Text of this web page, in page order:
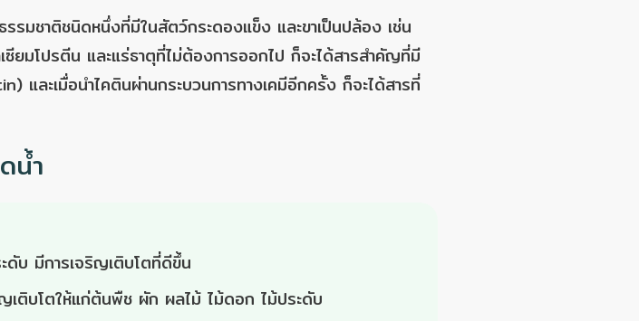
รมชาติชนิดหนึ่งที่มีในสัตว์กระดองแข็ง และขาเป็นปล้อง เช่น
ยมโปรตีน และแร่ธาตุที่ไม่ต้องการออกไป ก็จะได้สารสำคัญที่มี
และเมื่อนำไคตินผ่านกระบวนการทางเคมีอีกครั้ง ก็จะได้สารที่
น้ำ
ดับ มีการเจริญเติบโตที่ดีขึ้น
เติบโตให้แก่ต้นพืช ผัก ผลไม้ ไม้ดอก ไม้ประดับ